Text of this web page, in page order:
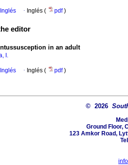
· Inglés ( pdf)
editor
in an adult
I.
· Inglés ( pdf)
© 2026
Ground Floor,
123 Amkor Road,